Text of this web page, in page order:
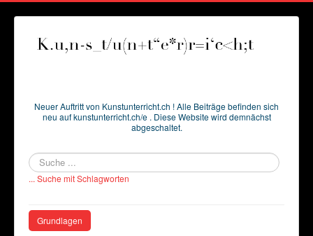
Neuer Auftritt von Kunstunterricht.ch ! Alle Beiträge befinden sich
neu auf kunstunterricht.ch/e . Diese Website wird demnächst
abgeschaltet.
Suchen
... Suche mit Schlagworten
Grundlagen